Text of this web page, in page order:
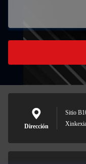
Dirección
Sitio